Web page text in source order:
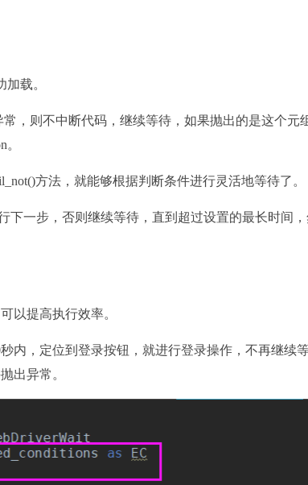
加载。
，则不中断代码，继续等待，如果抛出的是这个元
方法，就能够根据判断条件进行灵活地等待了。
下一步，否则继续等待，直到超过设置的最长时间
以提高执行效率。
内，定位到登录按钮，就进行登录操作，不再继续
出异常。